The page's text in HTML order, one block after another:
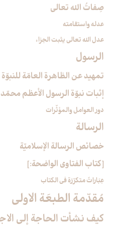
صِفاتُ الله تعالى‏
عدله واستقامته
عدل الله تعالى يثبت الجزاء
الرسول‏
تمهيد عن الظاهرة العامّة للنبوّة
إثبات نبوّة الرسول الأعظم
دور العوامل والمؤثّرات
الرسالة
خصائص الرسالة الإسلاميّة
[كتاب الفتاوى الواضحة:]
عِبَاراتٌ متكرّرَة في الكتاب
مُقدّمة الطبعَة الاولى‏
كيف نشأت الحاجة إلى